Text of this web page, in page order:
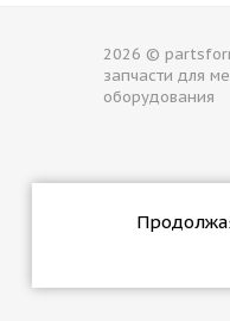
2026 ©
запчасти для
оборудования